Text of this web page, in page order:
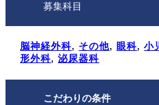
募集科目
脳神経外科, その他, 眼科, 小
形外科, 泌尿器科
こだわりの条件